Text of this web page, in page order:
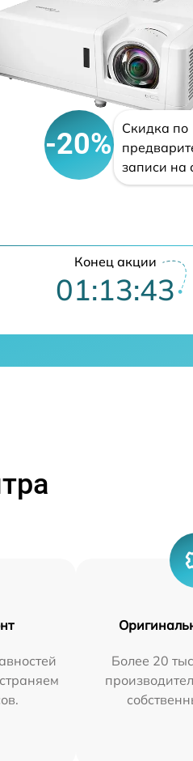
-20%
Скидка по
записи на
Конец акции
01:13:42
Более 20